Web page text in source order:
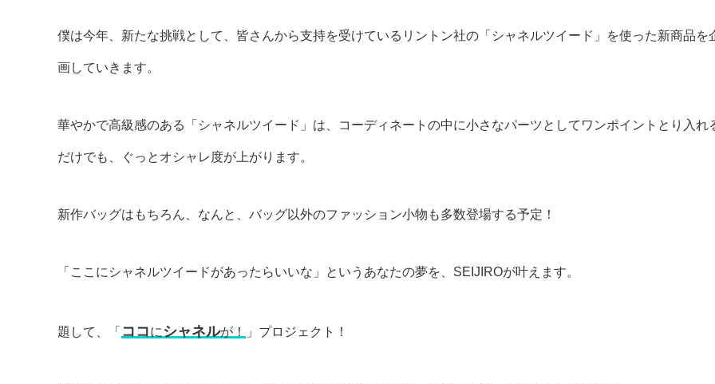
僕は今年、新たな挑戦として、皆さんから支持を受けているリントン社の「シャネルツイード」を使った新商品を
画していきます。
華やかで高級感のある「シャネルツイード」は、コーディネートの中に小さなパーツとしてワンポイントとり入れ
だけでも、ぐっとオシャレ度が上がります。
新作バッグはもちろん、なんと、バッグ以外のファッション小物も多数登場する予定！
「ここにシャネルツイードがあったらいいな」というあなたの夢を、SEIJIROが叶えます。
題して、「 ココに シャネルが！ 」プロジェクト！